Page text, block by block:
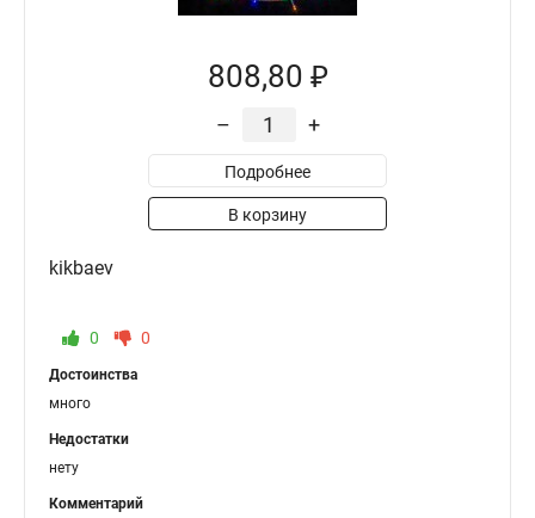
808,80 ₽
– +
Подробнее
В корзину
kikbaev
0 0
Достоинства
много
Недостатки
нету
Комментарий